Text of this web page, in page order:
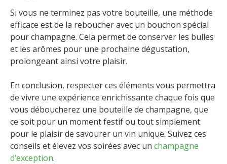
Si vous ne terminez pas votre bouteille, une méthode
efficace est de la reboucher avec un bouchon spécial
pour champagne. Cela permet de conserver les bulles
et les arômes pour une prochaine dégustation,
prolongeant ainsi votre plaisir.
En conclusion, respecter ces éléments vous permettra
de vivre une expérience enrichissante chaque fois que
vous déboucherez une bouteille de champagne, que
ce soit pour un moment festif ou tout simplement
pour le plaisir de savourer un vin unique. Suivez ces
conseils et élevez vos soirées avec un champagne
d’exception.